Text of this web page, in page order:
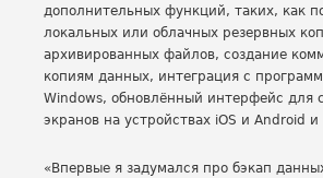
дополнительных функций, таких, как
локальных или облачных резервных
архивированных файлов, создание
копиям данных, интеграция с
Windows, обновлённый интерфейс для
экранов на устройствах iOS и Android и
«Впервые я задумался про бэкап